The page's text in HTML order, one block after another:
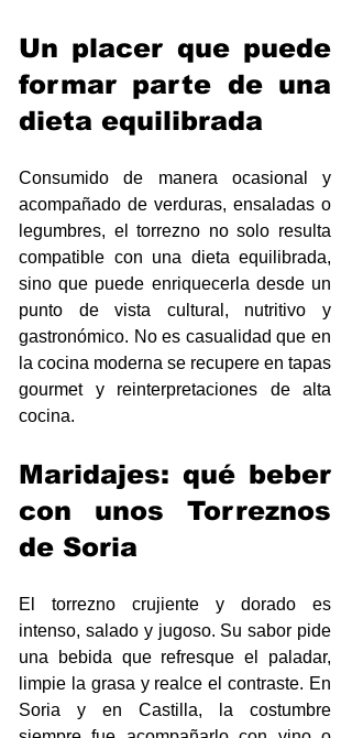
Un placer que puede
formar parte de una
dieta equilibrada
Consumido de manera ocasional y
acompañado de verduras, ensaladas o
legumbres, el torrezno no solo resulta
compatible con una dieta equilibrada,
sino que puede enriquecerla desde un
punto de vista cultural, nutritivo y
gastronómico. No es casualidad que en
la cocina moderna se recupere en tapas
gourmet y reinterpretaciones de alta
cocina.
Maridajes: qué beber
con unos Torreznos
de Soria
El torrezno crujiente y dorado es
intenso, salado y jugoso. Su sabor pide
una bebida que refresque el paladar,
limpie la grasa y realce el contraste. En
Soria y en Castilla, la costumbre